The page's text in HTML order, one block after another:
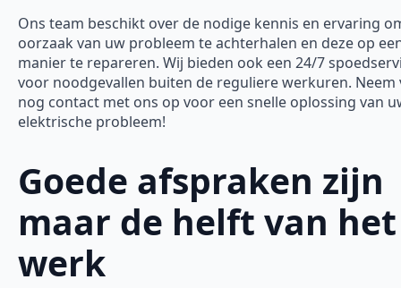
Ons team beschikt over de nodige kennis en ervaring
oorzaak van uw probleem te achterhalen en deze op
manier te repareren. Wij bieden ook een 24/7
voor noodgevallen buiten de reguliere werkuren. Neem
nog contact met ons op voor een snelle oplossing van
elektrische probleem!
Goede afspraken zijn
maar de helft van het
werk